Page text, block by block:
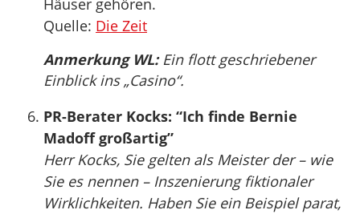
Häuser gehören.
Quelle: Die Zeit
Anmerkung WL:Ein flott geschriebener
Einblick ins „Casino“.
PR-Berater Kocks: “Ich finde Bernie
Madoff großartig”
Herr Kocks, Sie gelten als Meister der – wie
Sie es nennen – Inszenierung fiktionaler
Wirklichkeiten. Haben Sie ein Beispiel parat,